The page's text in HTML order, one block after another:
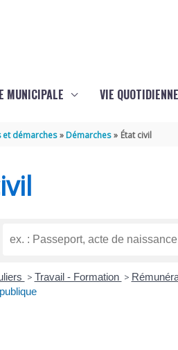
MUNICIPALE VIE QUOTIDIENNE
et démarches Démarches État civil
> Travail - Formation >